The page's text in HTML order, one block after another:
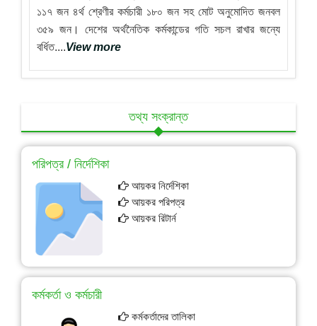
১১৭ জন ৪র্থ শ্রেণীর কর্মচারী ১৮০ জন সহ মোট অনুমোদিত জনবল
৩৫৯ জন। দেশের অর্থনৈতিক কর্মকান্ডের গতি সচল রাখার জন্যে
বর্ধিত....View more
তথ্য সংক্রান্ত
পরিপত্র / নির্দেশিকা
আয়কর নির্দেশিকা
আয়কর পরিপত্র
আয়কর রিটার্ন
কর্মকর্তা ও কর্মচারী
কর্মকর্তাদের তালিকা